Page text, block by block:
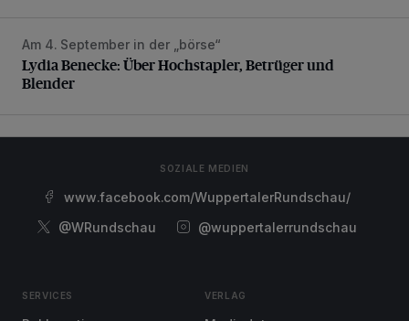
Lydia Benecke: Über Hochstapler, Betrüger und Blender
Am 4. September in der „börse“
Lydia Benecke: Über Hochstapler, Betrüger und
Blender
SOZIALE MEDIEN
www.facebook.com/WuppertalerRundschau/
@WRundschau
@wuppertalerrundschau
SERVICES VERLAG